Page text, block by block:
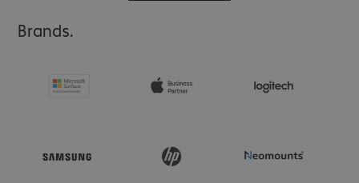
Brands.